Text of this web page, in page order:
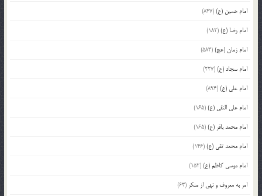
امام حسین (ع)(847)
امام رضا (ع)(182)
امام زمان (عج)(583)
امام سجاد (ع)(227)
امام علی (ع)(894)
امام علی النقی (ع)(165)
امام محمد باقر (ع)(165)
امام محمد تقی (ع)(146)
امام موسی کاظم (ع)(152)
امر به معروف و نهی از منکر (63)